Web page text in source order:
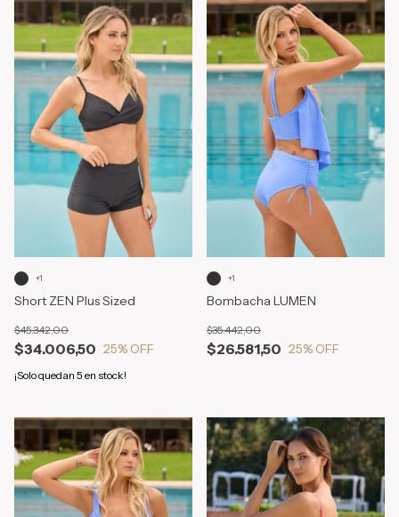
Short ZEN Plus Sized
$34.006,50
$45.342,00
25% OFF
¡Solo quedan 5 en stock!
+1
Bombacha LUMEN
$26.581,50
$35.442,00
25% OFF
+1